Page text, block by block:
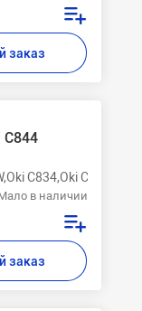
заказ
C834,Oki
в наличии
заказ